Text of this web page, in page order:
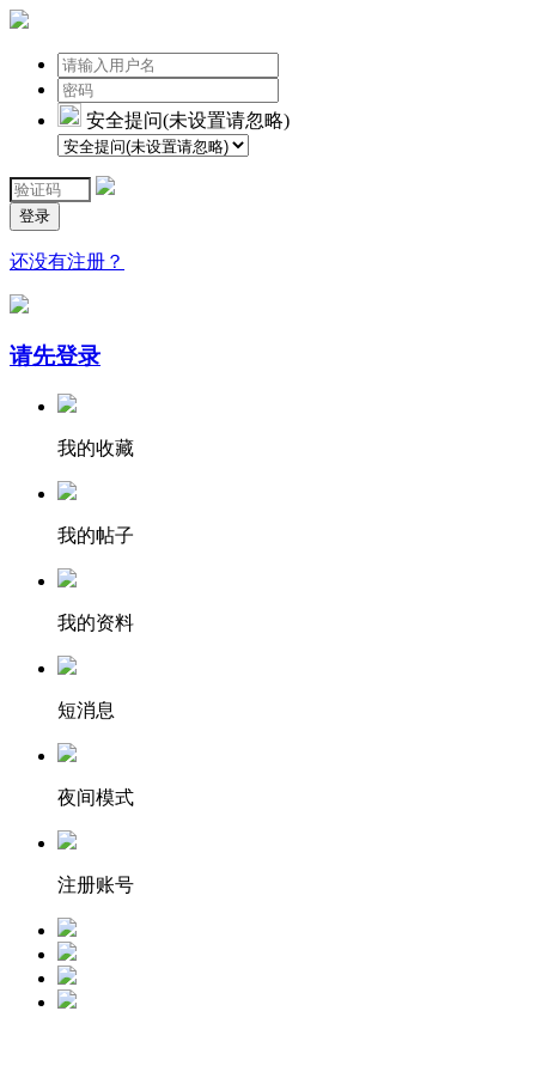
安全提问(未设置请忽略)
登录
还没有注册？
请先登录
我的收藏
我的帖子
我的资料
短消息
夜间模式
注册账号